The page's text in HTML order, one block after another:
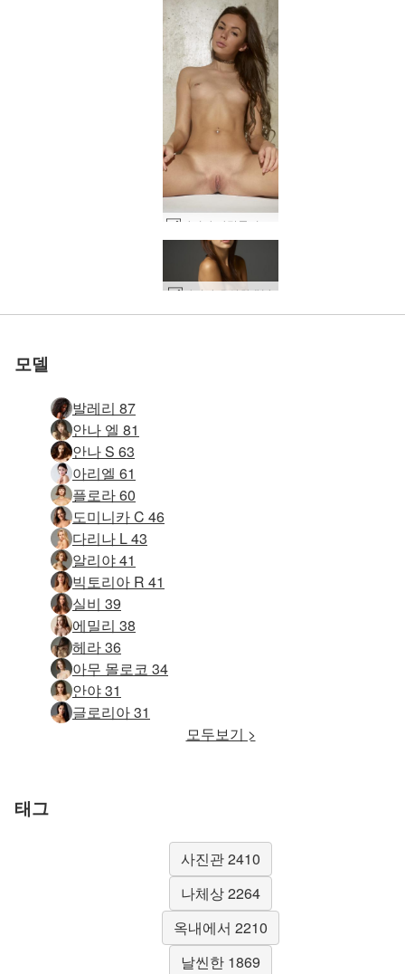
카리나 초상화 #14
전시중인 카리나 #11
카리나 사진 수술 #3
다니엘라 산업 누드 #3
마고 순수 누드 #52
세계 1위 에로틱 사이트
로 평가됨
우리와 함께하세
요
카리나 바람둥이 #12
전시중인 카리나 #7
애니 스튜디오 누드 #26
카리나 에로 피규어 #8
마고 순수 누드 #36
Allie Asia 날씬한 관능적 인 매혹적인 #34
세계 1위 에로틱 사이트
로 평가됨
우리와 함께하세
요
카리나 초상화 #46
Krista Lysa Ruslana 트리오 #69
그물에 걸린 안야 #36
안야 동물적 #15다니엘라 산업 누드 #39
침대 준비가 된 Ksenia #32
세계 1위 에로틱 사이트
로 평가됨
우리와 함께하세
요
Anya 권한 부여 #7
안야 꽉 톤 #29
Allie Asia 태국 소녀 #38
테티 소개 #10
아나야 초상화 #9바람직한 엠마 M #28
다니엘라 뷰티 누드 #38
타샤 벌거벗은 올림픽 선수 #24
다니엘라 소개 #52
다니엘라 핑크 팬티 컬렉션 #17
세계 1위 에로틱 사이트
로 평가됨
우리와 함께하세
요
마고 순수 누드 #32
바람직한 엠마 M #12
애니 플렉시 여성 피규어 #14
Allie 아시아 에로틱 패션 #50
마고 소개 #33
타샤 누드 사진 #37
세계 1위 에로틱 사이트
로 평가됨
우리와 함께하세
요
타샤 여성 인물 #23
Allie Asia 고양이 형태 #13
마고 순수 누드 #24
Anya ripped 과 매혹적 #23타샤 아름다운 몸 #2
Anya 권한 부여 #19
세계 1위 에로틱 사이트
로 평가됨
우리와 함께하세
요
카메론 소개 #56
모델
발레리 87
안나 엘 81
안나 S 63
아리엘 61
플로라 60
도미니카 C 46
다리나 L 43
알리야 41
빅토리아 R 41
실비 39
에밀리 38
헤라 36
아무 몰로코 34
안야 31
글로리아 31
모두보기 >
태그
사진관 2410
나체상 2264
옥내에서 2210
날씬한 1869